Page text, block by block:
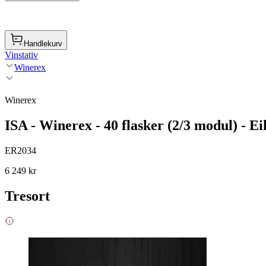
Handlekurv
Vinstativ
Winerex
Winerex
ISA - Winerex - 40 flasker (2/3 modul) -
ER2034
6 249 kr
Tresort